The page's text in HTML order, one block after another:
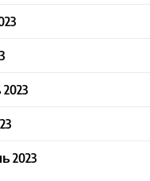
2023